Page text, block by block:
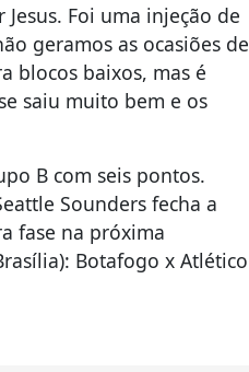
Foi uma injeção de
geramos as ocasiões de
blocos baixos, mas é
saiu muito bem e os
B com seis pontos.
Sounders fecha a
fase na próxima
Botafogo x Atlético